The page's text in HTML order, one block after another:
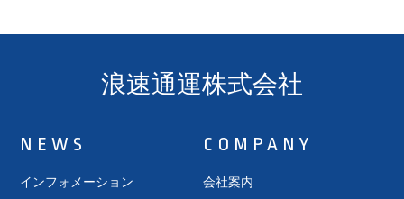
浪速通運株式会社
NEWS
インフォメーション
COMPANY
会社案内